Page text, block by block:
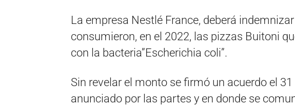
La empresa Nestlé France, deberá
consumieron, en el 2022, las pizzas Buitoni
con la bacteria”Escherichia coli”.
Sin revelar el monto se firmó un acuerdo el
anunciado por las partes y en donde se